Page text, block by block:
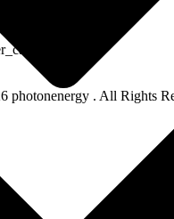
photonenergy . All Rights